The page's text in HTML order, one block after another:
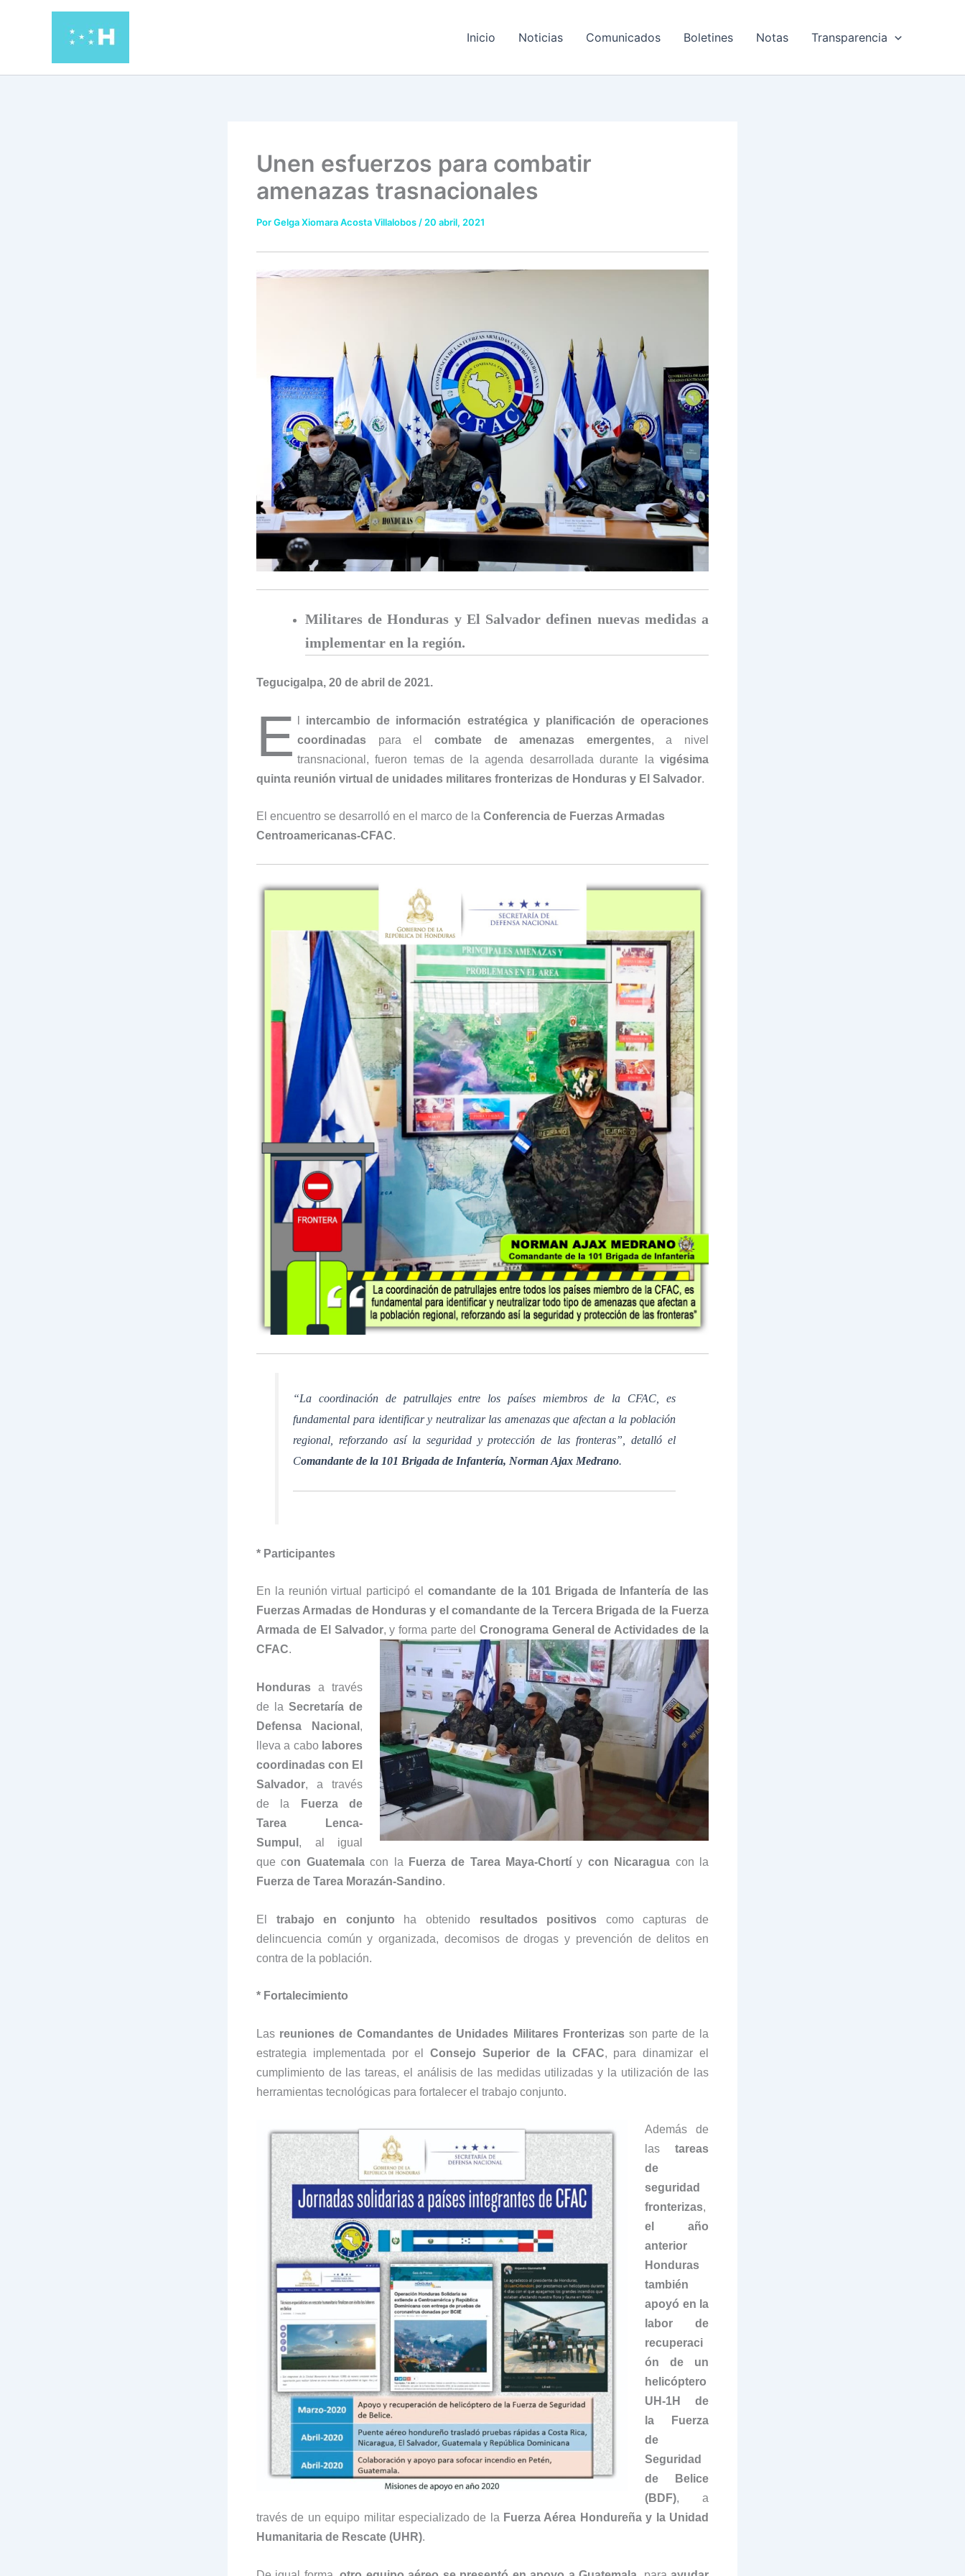
Inicio Noticias Comunicados Boletines Notas Transparencia
Unen esfuerzos para combatir
amenazas trasnacionales
PorGelga Xiomara Acosta Villalobos / 20 abril, 2021
Militares de Honduras y El Salvador definen nuevas medidas a
implementar en la región.
Tegucigalpa, 20 de abril de 2021.
E
intercambio de información estratégica y planificación de operaciones
coordinadas para el combate de amenazas emergentes, a nivel
transnacional, fueron temas de la agenda desarrollada durante la vigésima
quinta reunión virtual de unidades militares fronterizas de Honduras y El Salvador.
El encuentro se desarrolló en el marco de la Conferencia de Fuerzas Armadas
Centroamericanas-CFAC.
“La coordinación de patrullajes entre los países miembros de la CFAC, es
fundamental para identificar y neutralizar las amenazas que afectan a la población
regional, reforzando así la seguridad y protección de las fronteras”, detalló el
Comandante de la 101 Brigada de Infantería, Norman Ajax Medrano.
* Participantes
En la reunión virtual participó el comandante de la 101 Brigada de Infantería de las
Fuerzas Armadas de Honduras y el comandante de la Tercera Brigada de la Fuerza
Armada de El Salvador, y forma parte del Cronograma General de Actividades de la
CFAC.
Honduras a través
de la Secretaría de
Defensa Nacional ,
lleva a cabo labores
coordinadas con El
Salvador, a través
de la
Fuerza de
Tarea Lenca-
Sumpul , al igual
que con Guatemalacon la Fuerza de Tarea Maya-Chortí y con Nicaragua con la
Fuerza de Tarea Morazán-Sandino.
El trabajo en conjunto ha obtenido resultados positivos como capturas de
delincuencia común y organizada, decomisos de drogas y prevención de delitos en
contra de la población.
* Fortalecimiento
Las reuniones de Comandantes de Unidades Militares Fronterizasson parte de la
estrategia implementada por elConsejo Superior de la CFAC, para dinamizar el
cumplimiento de las tareas, el análisis de las medidas utilizadas y la utilización de las
herramientas tecnológicas para fortalecer el trabajo conjunto.
Además de
las tareas
de
seguridad
fronterizas,
el año
anterior
Honduras
también
apoyó en la
labor de
recuperaci
ón de un
helicóptero
UH-1H de
la Fuerza
de
Seguridad
de Belice
(BDF), a
través de un equipo militar especializado de la Fuerza Aérea Hondureña y la Unidad
Humanitaria de Rescate (UHR).